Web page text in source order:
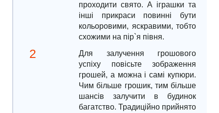
проходити свято. А іграшки та
інші прикраси повинні бути
кольоровими, яскравими, тобто
схожими на пір`я півня.
Для залучення грошового
успіху повісьте зображення
грошей, а можна і самі купюри.
Чим більше грошик, тим більше
шансів залучити в будинок
багатство. Традиційно прийнято